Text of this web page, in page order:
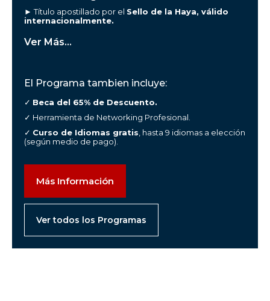
► Título apostillado por el Sello de la Haya, válido
internacionalmente.
Ver Más...
El Programa tambien incluye:
✓ Beca del 65% de Descuento.
✓ Herramienta de Networking Profesional.
✓ Curso de Idiomas gratis , hasta 9 idiomas a elección
(según medio de pago).
Más Información
Ver todos los Programas